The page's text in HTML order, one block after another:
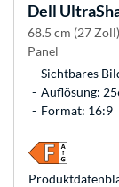
Dell
68.5 cm (27
Panel
Sichtbares
Auflösung:
Format: 16:9